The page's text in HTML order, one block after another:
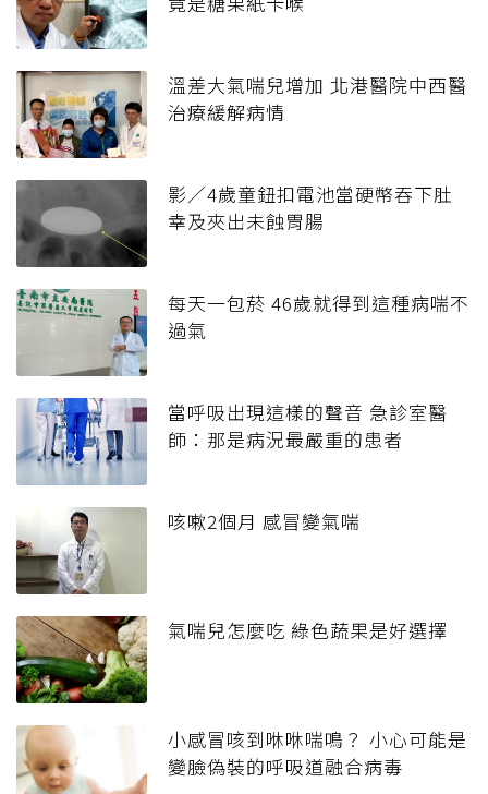
溫差大氣喘兒增加 北港醫院中西醫
治療緩解病情
影／4歲童鈕扣電池當硬幣吞下肚
幸及夾出未蝕胃腸
每天一包菸 46歲就得到這種病喘不
過氣
當呼吸出現這樣的聲音 急診室醫
師：那是病況最嚴重的患者
咳嗽2個月 感冒變氣喘
氣喘兒怎麼吃 綠色蔬果是好選擇
小感冒咳到咻咻喘鳴？ 小心可能是
變臉偽裝的呼吸道融合病毒